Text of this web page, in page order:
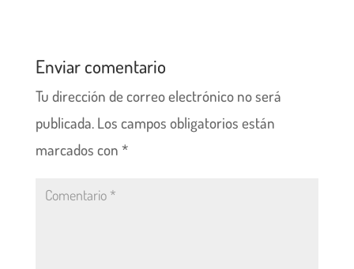
Enviar comentario
Tu dirección de correo electrónico no será
publicada. Los campos obligatorios están
marcados con *